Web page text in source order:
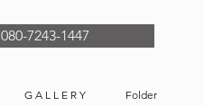
080-7243-1447
G A L L E R Y Folder